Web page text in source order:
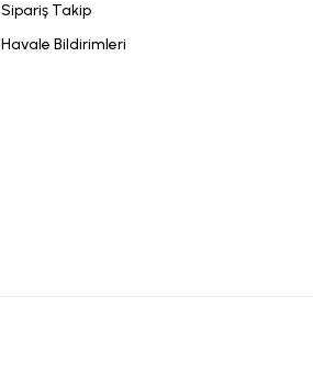
Sipariş Takip
Havale Bildirimleri